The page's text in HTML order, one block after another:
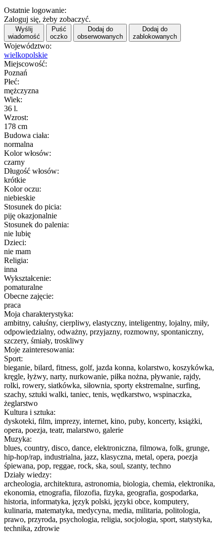
Ostatnie logowanie:
Zaloguj się, żeby zobaczyć.
Wyślij
wiadomość
Puść
oczko
Dodaj do
obserwowanych
Dodaj do
zablokowanych
Województwo:
wielkopolskie
Miejscowość:
Poznań
Płeć:
mężczyzna
Wiek:
36 l.
Wzrost:
178 cm
Budowa ciała:
normalna
Kolor włosów:
czarny
Długość włosów:
krótkie
Kolor oczu:
niebieskie
Stosunek do picia:
piję okazjonalnie
Stosunek do palenia:
nie lubię
Dzieci:
nie mam
Religia:
inna
Wykształcenie:
pomaturalne
Obecne zajęcie:
praca
Moja charakterystyka:
ambitny, całuśny, cierpliwy, elastyczny, inteligentny, lojalny, miły,
odpowiedzialny, odważny, przyjazny, rozmowny, spontaniczny,
szczery, śmiały, troskliwy
Moje zainteresowania:
Sport:
bieganie, bilard, fitness, golf, jazda konna, kolarstwo, koszykówka,
kręgle, łyżwy, narty, nurkowanie, piłka nożna, pływanie, rajdy,
rolki, rowery, siatkówka, siłownia, sporty ekstremalne, surfing,
szachy, sztuki walki, taniec, tenis, wędkarstwo, wspinaczka,
żeglarstwo
Kultura i sztuka:
dyskoteki, film, imprezy, internet, kino, puby, koncerty, książki,
opera, poezja, teatr, malarstwo, galerie
Muzyka:
blues, country, disco, dance, elektroniczna, filmowa, folk, grunge,
hip-hop/rap, industrialna, jazz, klasyczna, metal, opera, poezja
śpiewana, pop, reggae, rock, ska, soul, szanty, techno
Działy wiedzy:
archeologia, architektura, astronomia, biologia, chemia, elektronika,
ekonomia, etnografia, filozofia, fizyka, geografia, gospodarka,
historia, informatyka, język polski, języki obce, komputery,
kulinaria, matematyka, medycyna, media, militaria, politologia,
prawo, przyroda, psychologia, religia, socjologia, sport, statystyka,
technika, zdrowie